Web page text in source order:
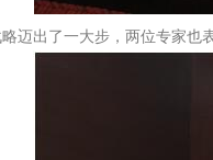
迈出了一大步，两位专家也